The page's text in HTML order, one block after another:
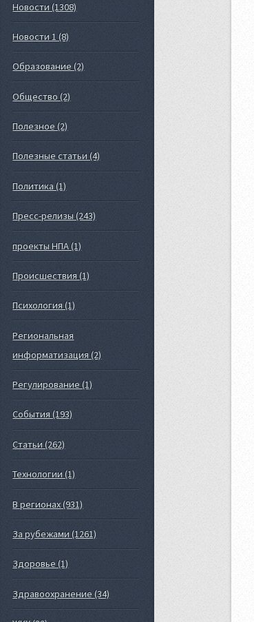
Новости (1308)
Новости 1 (8)
Образование (2)
Общество (2)
Полезное (2)
Полезные статьи (4)
Политика (1)
Пресс-релизы (243)
проекты НПА (1)
Происшествия (1)
Психология (1)
Региональная
информатизация (2)
Регулирование (1)
События (193)
Статьи (262)
Технологии (1)
В регионах (931)
За рубежами (1261)
Здоровье (1)
Здравоохранение (34)